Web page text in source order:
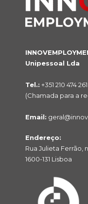
Unipessoal Lda
Tel.: +351 210 474 261
(Chamada para a
Email:
Endereço:
Rua Julieta Ferrão,
1600-131 Lisboa